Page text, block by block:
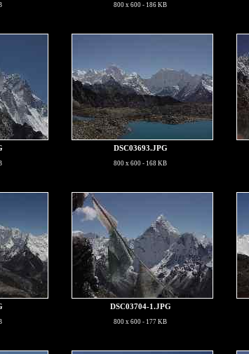
800 x 600 - 186 KB
DSC03693.JPG
800 x 600 - 168 KB
DSC03704-1.JPG
800 x 600 - 177 KB